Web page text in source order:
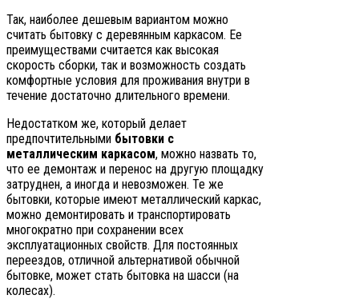
Так, наиболее дешевым вариантом можно
считать бытовку с деревянным каркасом. Ее
преимуществами считается как высокая
скорость сборки, так и возможность создать
комфортные условия для проживания внутри в
течение достаточно длительного времени.
Недостатком же, который делает
предпочтительными бытовки с
металлическим каркасом, можно назвать то,
что ее демонтаж и перенос на другую площадку
затруднен, а иногда и невозможен. Те же
бытовки, которые имеют металлический каркас,
можно демонтировать и транспортировать
многократно при сохранении всех
эксплуатационных свойств. Для постоянных
переездов, отличной альтернативой обычной
бытовке, может стать бытовка на шасси (на
колесах).